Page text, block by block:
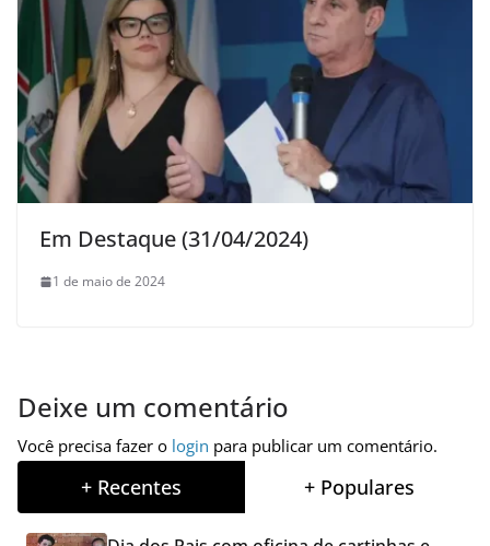
Em Destaque (31/04/2024)
1 de maio de 2024
Deixe um comentário
Você precisa fazer o login para publicar um comentário.
+ Recentes + Populares